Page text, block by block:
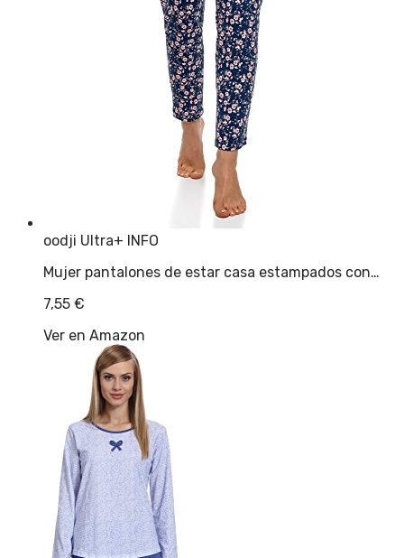
oodji Ultra+ INFO
Mujer pantalones de estar casa estampados con…
7,55 €
Ver en Amazon